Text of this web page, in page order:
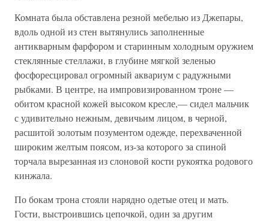
Комната была обставлена резной мебелью из Джепары,
вдоль одной из стен вытянулись заполненные
антикварным фарфором и старинным холодным оружием
стеклянные стеллажи, в глубине мягкой зеленью
фосфоресцировал огромный аквариум с радужными
рыбками. В центре, на импровизированном троне —
обитом красной кожей высоком кресле,— сидел мальчик
с удивительно нежным, девичьим лицом, в черной,
расшитой золотым позументом одежде, перехваченной
широким желтым поясом, из-за которого за спиной
торчала вырезанная из слоновой кости рукоятка родового
кинжала.
По бокам трона стояли нарядно одетые отец и мать.
Гости, выстроившись цепочкой, один за другим